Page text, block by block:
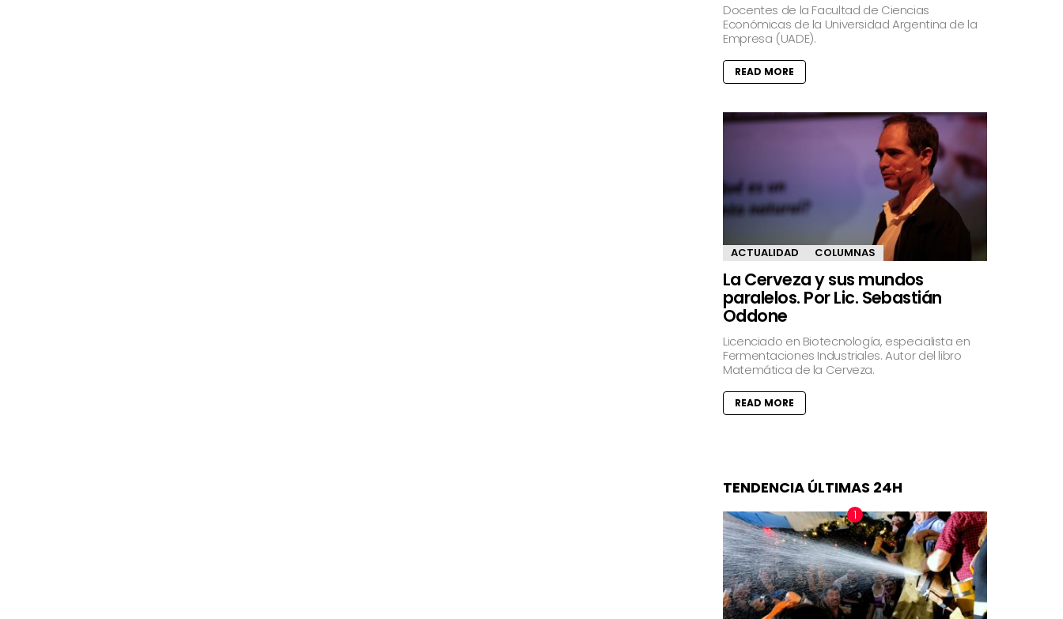
Docentes de la Facultad de Ciencias
Económicas de la Universidad Argentina de la
Empresa (UADE).
READ MORE
ACTUALIDAD COLUMNAS
La Cerveza y sus mundos
paralelos. Por Lic. Sebastián
Oddone
Licenciado en Biotecnología, especialista en
Fermentaciones Industriales. Autor del libro
Matemática de la Cerveza.
READ MORE
TENDENCIA ÚLTIMAS 24H